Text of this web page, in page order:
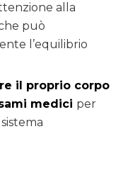
alla
può
l’equilibrio
il proprio corpo
medici per